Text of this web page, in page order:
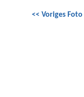
<< Voriges Foto